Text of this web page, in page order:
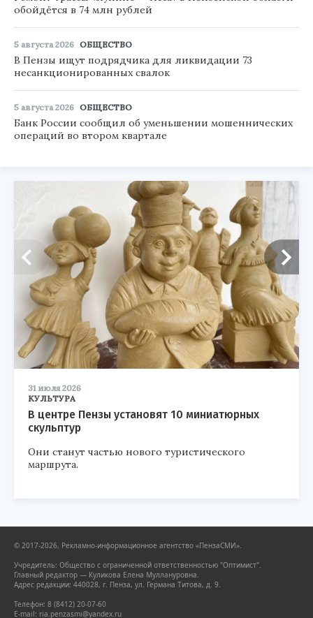
обойдётся в 74 млн рублей
5 августа 2026 ОБЩЕСТВО
В Пензы ищут подрядчика для ликвидации 73
несанкционированных свалок
5 августа 2026 ОБЩЕСТВО
Банк России сообщил об уменьшении мошеннических
операций во втором квартале
31 июля 2026
КУЛЬТУРА
В центре Пензы установят 10 миниатюрных
скульптур
Они станут частью нового туристического
маршрута.
© 2017-2026, Рекламно-информационное агентство «ПензаСМИ».
Учредитель: Общество с ограниченной ответственностью "Оптимист".
Главный редактор — Куликова Елена Муллануровна.
Адрес редакции: 440028, г. Пенза, ул. Германа Титова, д. 9.
Телефон: 8 (8412) 20-07-60
E-mail: ria.penzasmi@yandex.ru